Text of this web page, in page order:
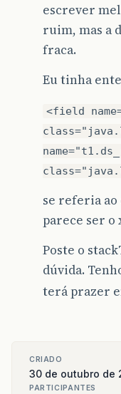
escrever
ruim, mas a
fraca.
Eu tinha
<field
se referia
parece ser o
Poste o
dúvida.
terá prazer
CRIADO
30 de outubro de
PARTICIPANTES